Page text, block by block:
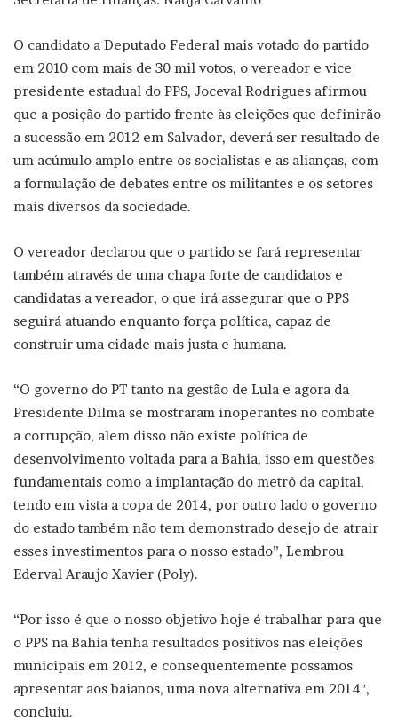
O candidato a Deputado Federal mais votado do partido
em 2010 com mais de 30 mil votos, o vereador e vice
presidente estadual do PPS, Joceval Rodrigues afirmou
que a posição do partido frente às eleições que definirão
a sucessão em 2012 em Salvador, deverá ser resultado de
um acúmulo amplo entre os socialistas e as alianças, com
a formulação de debates entre os militantes e os setores
mais diversos da sociedade.
O vereador declarou que o partido se fará representar
também através de uma chapa forte de candidatos e
candidatas a vereador, o que irá assegurar que o PPS
seguirá atuando enquanto força política, capaz de
construir uma cidade mais justa e humana.
“O governo do PT tanto na gestão de Lula e agora da
Presidente Dilma se mostraram inoperantes no combate
a corrupção, alem disso não existe política de
desenvolvimento voltada para a Bahia, isso em questões
fundamentais como a implantação do metrô da capital,
tendo em vista a copa de 2014, por outro lado o governo
do estado também não tem demonstrado desejo de atrair
esses investimentos para o nosso estado”, Lembrou
Ederval Araujo Xavier (Poly).
“Por isso é que o nosso objetivo hoje é trabalhar para que
o PPS na Bahia tenha resultados positivos nas eleições
municipais em 2012, e consequentemente possamos
apresentar aos baianos, uma nova alternativa em 2014″,
concluiu.